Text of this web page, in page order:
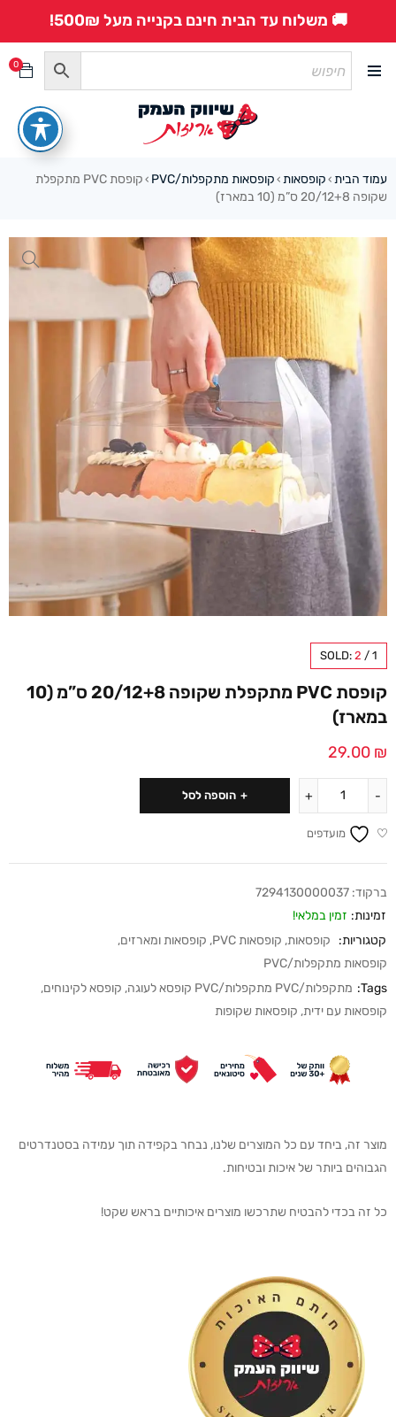
🚚 משלוח עד הבית חינם בקנייה מעל 500₪!
0
עמוד הבית › קופסאות › קופסאות מתקפלות/PVC ›
קופסת PVC מתקפלת
שקופה 20/12+8 ס”מ (10 במארז)
SOLD: 2 / 1
קופסת PVC מתקפלת שקופה 20/12+8 ס”מ (10
במארז)
29.00 ₪
הוספה לסל
מועדפים
ברקוד: 7294130000037
זמינות: זמין במלאי!
קטגוריות:
קופסאות, קופסאות PVC , קופסאות ומארזים,
קופסאות מתקפלות/PVC
Tags: מתקפלות/PVC מתקפלות/PVC קופסא לעוגה , קופסא לקינוחים,
קופסאות עם ידית, קופסאות שקופות
מוצר זה, ביחד עם כל המוצרים שלנו, נבחר בקפידה תוך עמידה בסטנדרטים
הגבוהים ביותר של איכות ובטיחות.
כל זה בכדי להבטיח שתרכשו מוצרים איכותיים בראש שקט!